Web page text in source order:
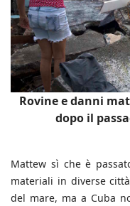
Rovine e danni
dopo il
Mattew sì che è
materiali in diverse
del mare, ma a Cuba